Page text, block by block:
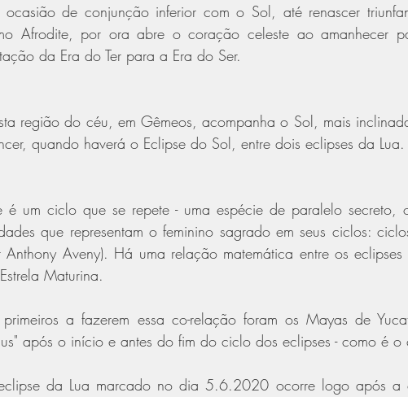
ocasião de conjunção inferior com o Sol, até renascer
Afrodite, por ora abre o coração celeste ao amanhecer
da Era do Ter para a Era do Ser.
região do céu, em Gêmeos, acompanha o Sol, mais
quando haverá o Eclipse do Sol, entre dois eclipses da Lua.
é um ciclo que se repete - uma espécie de paralelo
que representam o feminino sagrado em seus ciclos:
Anthony Aveny). Há uma relação matemática entre os
Maturina.
a fazerem essa co-relação foram os Mayas de
após o início e antes do fim do ciclo dos eclipses - como é
da Lua marcado no dia 5.6.2020 ocorre logo após a